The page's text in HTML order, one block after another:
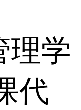
理学
代